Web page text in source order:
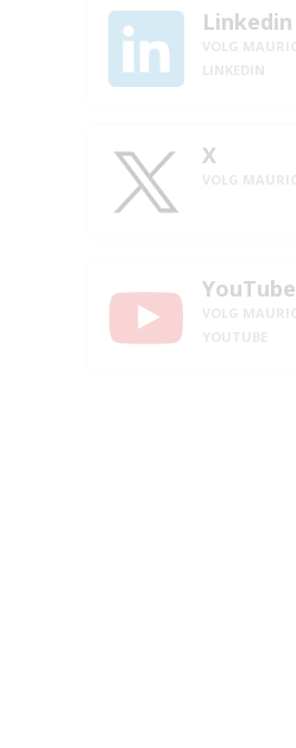
Linkedin
X
YouTube